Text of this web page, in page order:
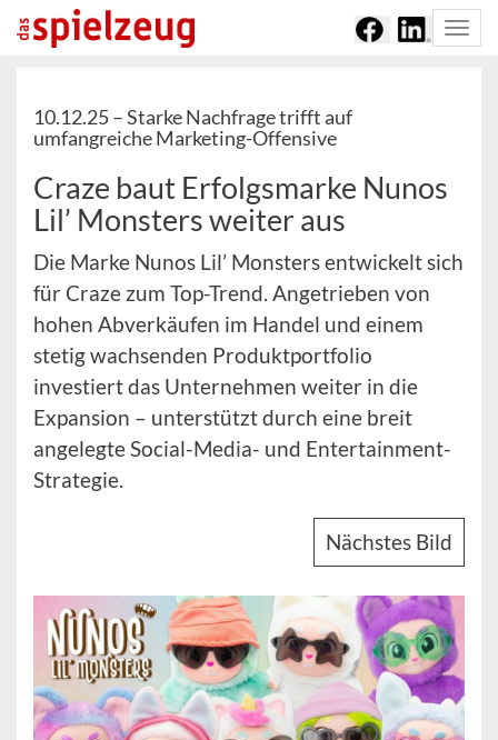
10.12.25 –Starke Nachfrage trifft auf
umfangreiche Marketing-Offensive
Craze baut Erfolgsmarke Nunos
Lil’ Monsters weiter aus
Die Marke Nunos Lil’ Monsters entwickelt sich
für Craze zum Top-Trend. Angetrieben von
hohen Abverkäufen im Handel und einem
stetig wachsenden Produktportfolio
investiert das Unternehmen weiter in die
Expansion – unterstützt durch eine breit
angelegte Social-Media- und Entertainment-
Strategie.
Nächstes Bild